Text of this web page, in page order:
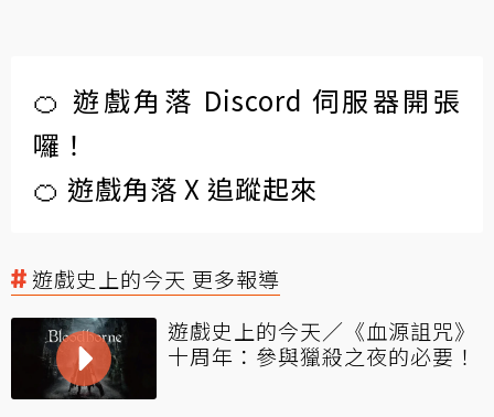
🍊 遊戲角落 Discord 伺服器開張
囉！
🍊 遊戲角落 X 追蹤起來
遊戲史上的今天 更多報導
遊戲史上的今天／《血源詛咒》
十周年：參與獵殺之夜的必要！